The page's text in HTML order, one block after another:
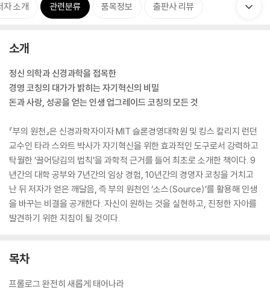
자 소개 관련분류 품목정보 출판사 리뷰
소개
정신 의학과 신경과학을 접목한
경영 코칭의 대가가 밝히는 자기혁신의 비밀
돈과 사랑, 성공을 얻는 인생 업그레이드 코칭의 모든 것
『부의 원천』은 신경과학자이자 MIT 슬론경영대학원 및 킹스 칼리지 런던
교수인 타라 스와트 박사가 자기혁신을 위한 효과적인 도구로서 강력하고
탁월한 ‘끌어당김의 법칙’을 과학적 근거를 들어 최초로 소개한 책이다. 9
년간의 대학 공부와 7년간의 임상 경험, 10년간의 경영자 코칭을 거치고
난 뒤 저자가 얻은 깨달음, 즉 부의 원천인 ‘소스(Source)’를 활용해 인생
을 바꾸는 비결을 공개한다. 자신이 원하는 것을 실현하고, 진정한 자아를
발견하기 위한 지침이 될 것이다.
목차
프롤로그 완전히 새롭게 태어나라